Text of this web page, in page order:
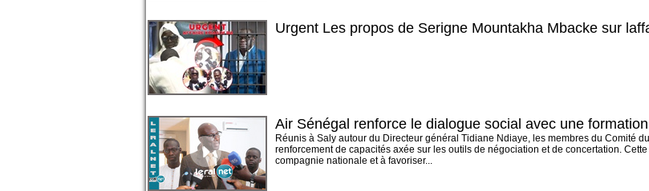
Urgent Les propos de Serigne Mountakha Mbacke sur
Air Sénégal renforce le dialogue social avec une
Réunis à Saly autour du Directeur général Tidiane Ndiaye, les membres du Comité
renforcement de capacités axée sur les outils de négociation et de concertation.
compagnie nationale et à favoriser...